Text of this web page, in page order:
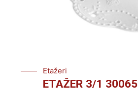
Etažeri
ETAŽER 3/1 30065